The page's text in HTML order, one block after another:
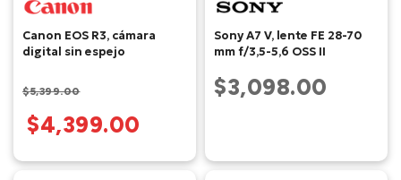
Canon EOS R3, cámara
digital sin espejo
$5,399.00
$4,399.00
Sony A7 V, lente FE 28-70
mm f/3,5-5,6 OSS II
$3,098.00